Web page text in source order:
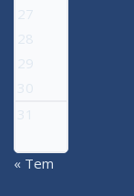
27
28
29
30
31
« Tem